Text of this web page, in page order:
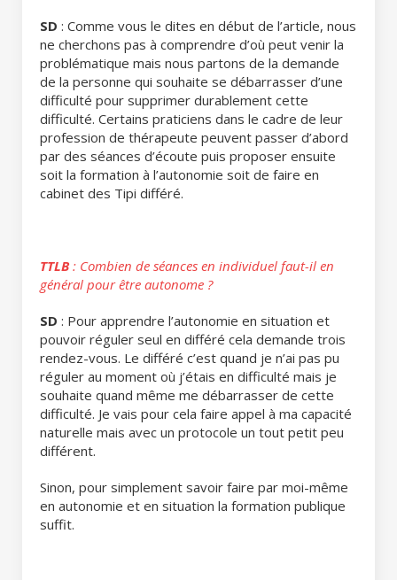
SD : Comme vous le dites en début de l’article, nous
ne cherchons pas à comprendre d’où peut venir la
problématique mais nous partons de la demande
de la personne qui souhaite se débarrasser d’une
difficulté pour supprimer durablement cette
difficulté. Certains praticiens dans le cadre de leur
profession de thérapeute peuvent passer d’abord
par des séances d’écoute puis proposer ensuite
soit la formation à l’autonomie soit de faire en
cabinet des Tipi différé.
TTLB : Combien de séances en individuel faut-il en
général pour être autonome ?
SD : Pour apprendre l’autonomie en situation et
pouvoir réguler seul en différé cela demande trois
rendez-vous. Le différé c’est quand je n’ai pas pu
réguler au moment où j’étais en difficulté mais je
souhaite quand même me débarrasser de cette
difficulté. Je vais pour cela faire appel à ma capacité
naturelle mais avec un protocole un tout petit peu
différent.
Sinon, pour simplement savoir faire par moi-même
en autonomie et en situation la formation publique
suffit.